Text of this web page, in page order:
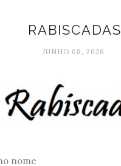
RABISCADAS
JUNHO 08, 2026
nome